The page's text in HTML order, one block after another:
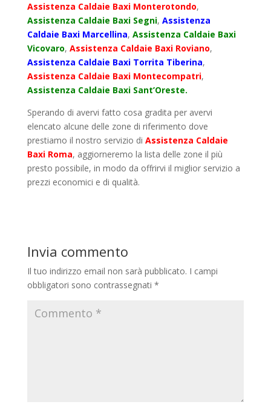
Assistenza Caldaie Baxi Monterotondo,
Assistenza Caldaie Baxi Segni, Assistenza
Caldaie Baxi Marcellina, Assistenza Caldaie Baxi
Vicovaro, Assistenza Caldaie Baxi Roviano,
Assistenza Caldaie Baxi Torrita Tiberina,
Assistenza Caldaie Baxi Montecompatri,
Assistenza Caldaie Baxi Sant’Oreste.
Sperando di avervi fatto cosa gradita per avervi
elencato alcune delle zone di riferimento dove
prestiamo il nostro servizio di Assistenza Caldaie
Baxi Roma, aggiorneremo la lista delle zone il più
presto possibile, in modo da offrirvi il miglior servizio a
prezzi economici e di qualità.
Invia commento
Il tuo indirizzo email non sarà pubblicato. I campi
obbligatori sono contrassegnati *